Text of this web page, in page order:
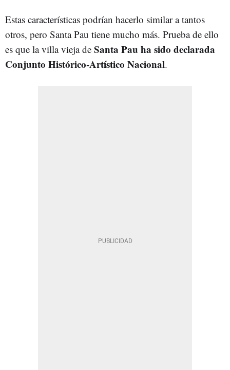
Estas características podrían hacerlo similar a tantos
otros, pero Santa Pau tiene mucho más. Prueba de ello
es que la villa vieja de Santa Pau ha sido declarada
Conjunto Histórico-Artístico Nacional.